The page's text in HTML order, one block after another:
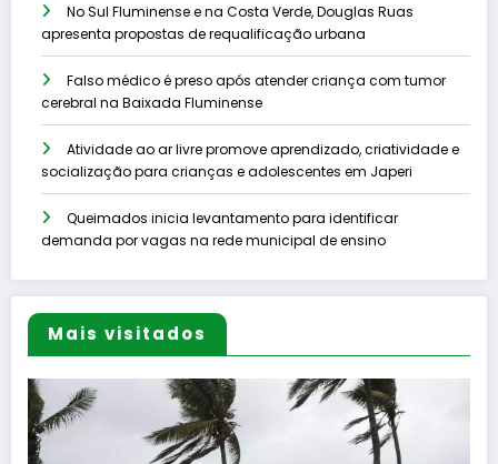
No Sul Fluminense e na Costa Verde, Douglas Ruas
apresenta propostas de requalificação urbana
Falso médico é preso após atender criança com tumor
cerebral na Baixada Fluminense
Atividade ao ar livre promove aprendizado, criatividade e
socialização para crianças e adolescentes em Japeri
Queimados inicia levantamento para identificar
demanda por vagas na rede municipal de ensino
Mais visitados